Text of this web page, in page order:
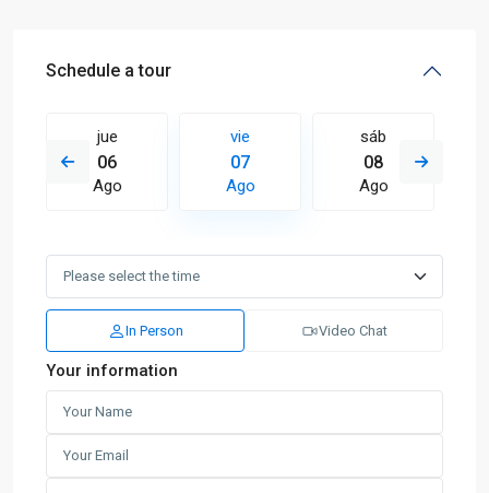
Schedule a tour
jue
06
Ago
vie
07
Ago
sáb
08
Ago
In Person Video Chat
Your information